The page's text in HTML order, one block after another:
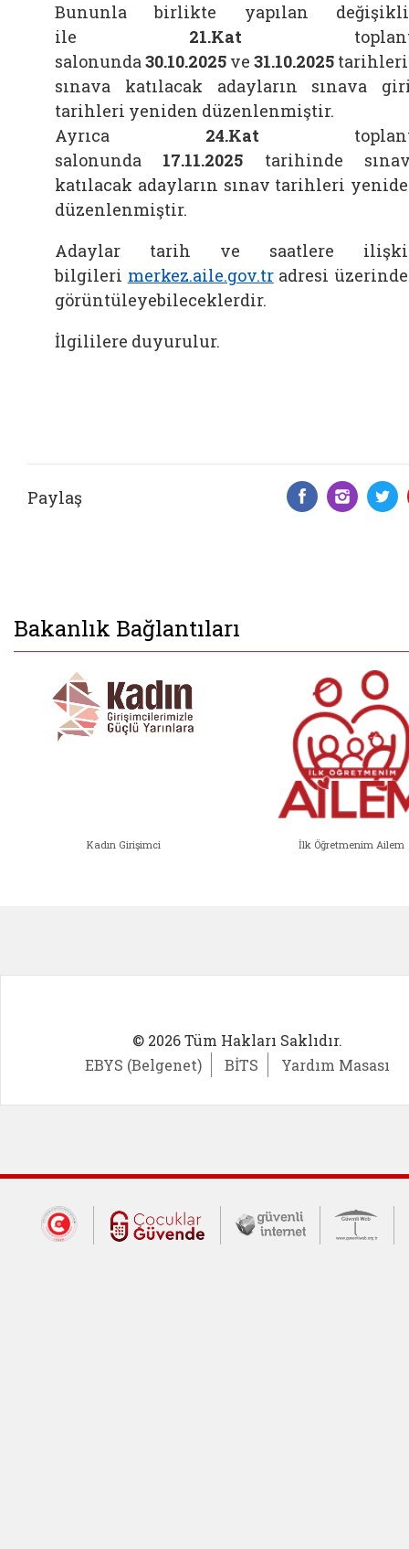
Bununla birlikte yapılan
ile
21.Kat
salonunda30.10.2025 ve 31.10.2025
sınava katılacak adayların sınava
tarihleri yeniden düzenlenmiştir.
Ayrıca
24.Kat
salonunda
17.11.2025
tarihinde
katılacak adayların sınav tarihleri
düzenlenmiştir.
Adaylar tarih ve saatlere
bilgileri merkez.aile.gov.tr adresi
görüntüleyebileceklerdir.
İlgililere duyurulur.
Paylaş
Bakanlık Bağlantıları
Kadın Girişimci İlk Öğretmenim Ailem
© 2026 Tüm Hakları Saklıdır.
EBYS (Belgenet)
BİTS Yardım Masası
Dış Bağlantılar
Cumhurbaşkanlığı İletişim Merkezi
Çocuklar Güvende (yeni
Güvenli